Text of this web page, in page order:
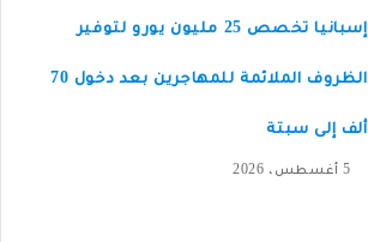
إسبانيا تخصص 25 مليون يورو لتوفير
الظروف الملائمة للمهاجرين بعد دخول 70
ألف إلى سبتة
5 أغسطس، 2026